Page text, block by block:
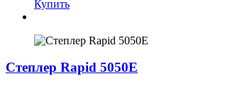
Купить
Степлер Rapid 5050E